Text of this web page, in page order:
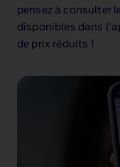
pensez à consulter
disponibles dans
de prix réduits !